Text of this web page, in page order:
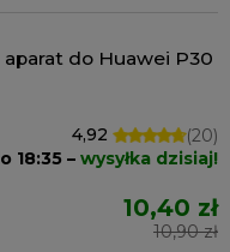
aparat do Huawei P30
4,92
(20)
18:35 – wysyłka dzisiaj!
10,40 zł
10,90 zł